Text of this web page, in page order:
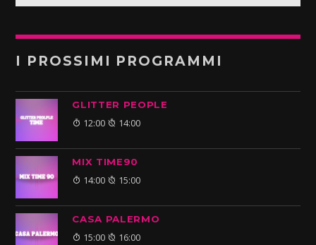
I PROSSIMI PROGRAMMI
GLITTER PEOPLE
12:00 14:00
MIX TIME90
14:00 15:00
CASA PALERMO
15:00 16:00